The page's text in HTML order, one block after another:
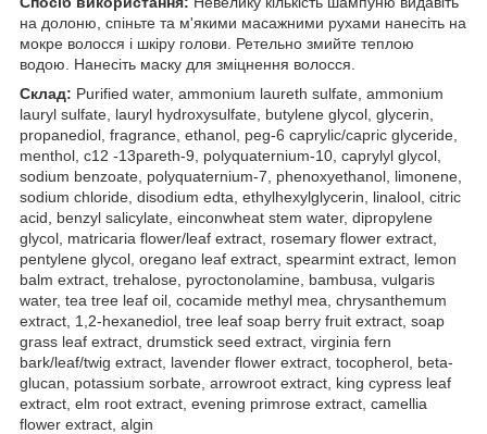
на долоню, спіньте та м'якими масажними рухами нанесіть на
мокре волосся і шкіру голови. Ретельно змийте теплою
водою. Нанесіть маску для зміцнення волосся.
Склад: Purified water, ammonium laureth sulfate, ammonium
lauryl sulfate, lauryl hydroxysulfate, butylene glycol, glycerin,
propanediol, fragrance, ethanol, peg-6 caprylic/capric glyceride,
menthol, c12 -13pareth-9, polyquaternium-10, caprylyl glycol,
sodium benzoate, polyquaternium-7, phenoxyethanol, limonene,
sodium chloride, disodium edta, ethylhexylglycerin, linalool, citric
acid, benzyl salicylate, einconwheat stem water, dipropylene
glycol, matricaria flower/leaf extract, rosemary flower extract,
pentylene glycol, oregano leaf extract, spearmint extract, lemon
balm extract, trehalose, pyroctonolamine, bambusa, vulgaris
water, tea tree leaf oil, cocamide methyl mea, chrysanthemum
extract, 1,2-hexanediol, tree leaf soap berry fruit extract, soap
grass leaf extract, drumstick seed extract, virginia fern
bark/leaf/twig extract, lavender flower extract, tocopherol, beta-
glucan, potassium sorbate, arrowroot extract, king cypress leaf
extract, elm root extract, evening primrose extract, camellia
flower extract, algin